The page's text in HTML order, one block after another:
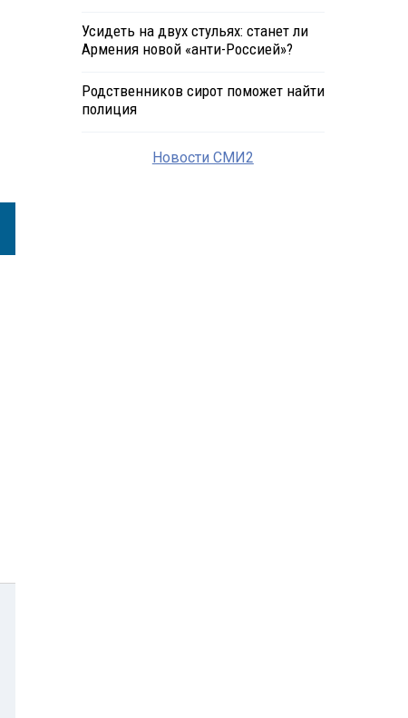
Усидеть на двух стульях: станет ли
Армения новой «анти-Россией»?
Родственников сирот поможет найти
полиция
Новости СМИ2